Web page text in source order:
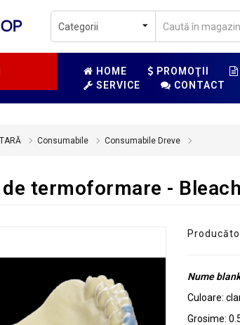
HOME PROMOŢII
SERVICE
CONTACT
Consumabile Consumabile Dreve
termoformare -
Nume
Culoare:
Grosime: